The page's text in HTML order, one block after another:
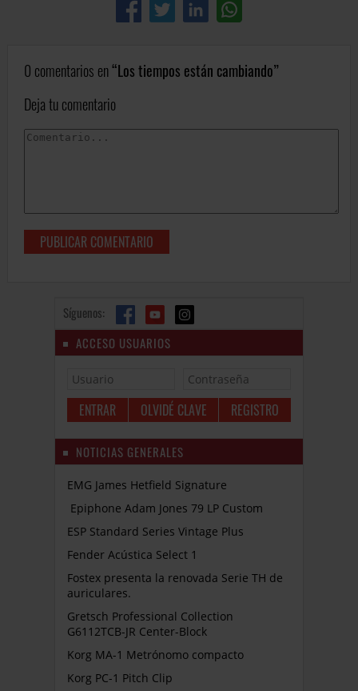
0 comentarios en Los tiempos están cambiando
Deja tu comentario
Síguenos:
ACCESO USUARIOS
OLVIDÉ CLAVE REGISTRO
NOTICIAS GENERALES
EMG James Hetfield Signature
Epiphone Adam Jones 79 LP Custom
ESP Standard Series Vintage Plus
Fender Acústica Select 1
Fostex presenta la renovada Serie TH de
auriculares.
Gretsch Professional Collection
G6112TCB-JR Center-Block
Korg MA-1 Metrónomo compacto
Korg PC-1 Pitch Clip